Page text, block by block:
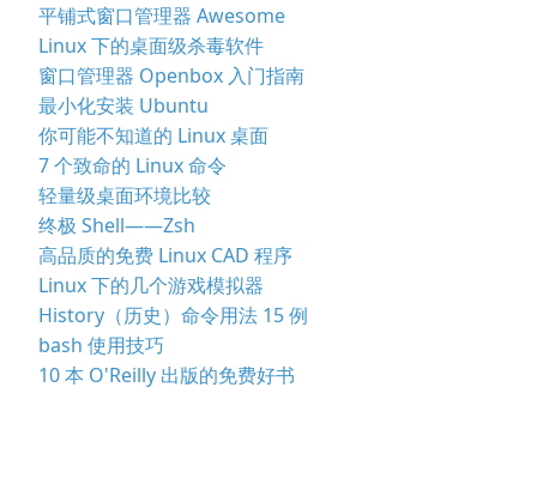
平铺式窗口管理器 Awesome
Linux 下的桌面级杀毒软件
窗口管理器 Openbox 入门指南
最小化安装 Ubuntu
你可能不知道的 Linux 桌面
7 个致命的 Linux 命令
轻量级桌面环境比较
终极 Shell——Zsh
高品质的免费 Linux CAD 程序
Linux 下的几个游戏模拟器
History（历史）命令用法 15 例
bash 使用技巧
10 本 O'Reilly 出版的免费好书